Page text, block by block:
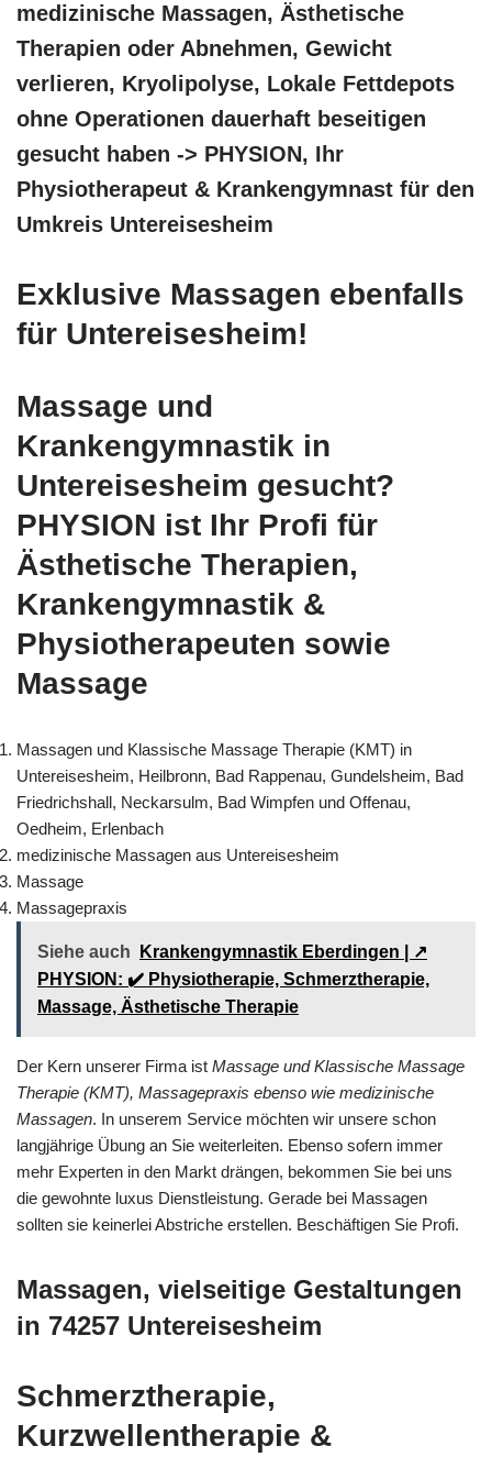
medizinische Massagen, Ästhetische
Therapien oder Abnehmen, Gewicht
verlieren, Kryolipolyse, Lokale Fettdepots
ohne Operationen dauerhaft beseitigen
gesucht haben -> PHYSION, Ihr
Physiotherapeut & Krankengymnast für den
Umkreis Untereisesheim
Exklusive Massagen ebenfalls
für Untereisesheim!
Massage und
Krankengymnastik in
Untereisesheim gesucht?
PHYSION ist Ihr Profi für
Ästhetische Therapien,
Krankengymnastik &
Physiotherapeuten sowie
Massage
Massagen und Klassische Massage Therapie (KMT) in
Untereisesheim, Heilbronn, Bad Rappenau, Gundelsheim, Bad
Friedrichshall, Neckarsulm, Bad Wimpfen und Offenau,
Oedheim, Erlenbach
medizinische Massagen aus Untereisesheim
Massage
Massagepraxis
Siehe auch
Krankengymnastik Eberdingen | ↗️
PHYSION: ✔️ Physiotherapie, Schmerztherapie,
Massage, Ästhetische Therapie
Der Kern unserer Firma ist Massage und Klassische Massage
Therapie (KMT), Massagepraxis ebenso wie medizinische
Massagen. In unserem Service möchten wir unsere schon
langjährige Übung an Sie weiterleiten. Ebenso sofern immer
mehr Experten in den Markt drängen, bekommen Sie bei uns
die gewohnte luxus Dienstleistung. Gerade bei Massagen
sollten sie keinerlei Abstriche erstellen. Beschäftigen Sie Profi.
Massagen, vielseitige Gestaltungen
in 74257 Untereisesheim
Schmerztherapie,
Kurzwellentherapie &